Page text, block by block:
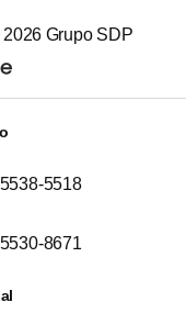
2026 Grupo SDP
5518
8671